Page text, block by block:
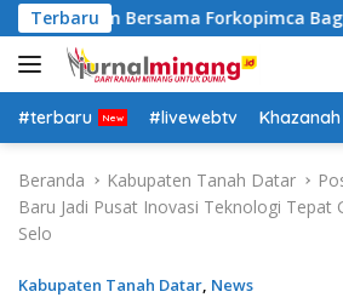
a
g
u
Terbaru
Kaum Bersama Forkopimca
#terbaru #livewebtv Khazanah
Beranda Kabupaten Tanah Datar
Baru Jadi Pusat Inovasi Teknologi Tepat
Selo
Kabupaten Tanah Datar, News